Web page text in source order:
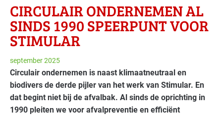
CIRCULAIR ONDERNEMEN AL
SINDS 1990 SPEERPUNT VOOR
STIMULAR
september 2025
Circulair ondernemen is naast klimaatneutraal en
biodivers de derde pijler van het werk van Stimular. En
dat begint niet bij de afvalbak. Al sinds de oprichting in
1990 pleiten we voor afvalpreventie en efficiënt